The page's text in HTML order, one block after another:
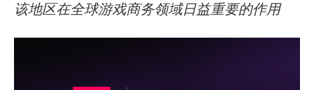
该地区在全球游戏商务领域日益重要的作用